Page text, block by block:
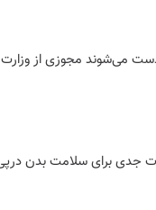
مجوزی از وزارت
برای سلامت بدن درپی